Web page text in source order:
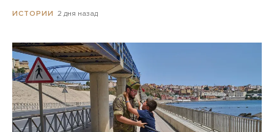
ИСТОРИИ 2 дня назад